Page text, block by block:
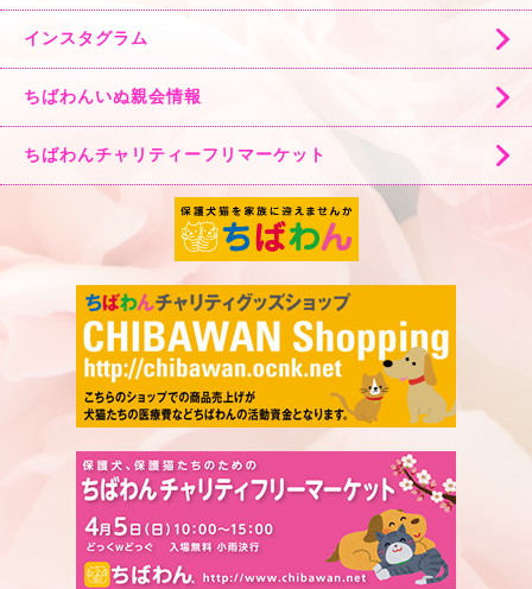
インスタグラム
ちばわんいぬ親会情報
ちばわんチャリティーフリマーケット